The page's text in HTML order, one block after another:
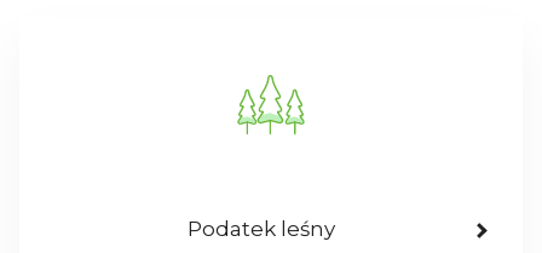
Podatek leśny